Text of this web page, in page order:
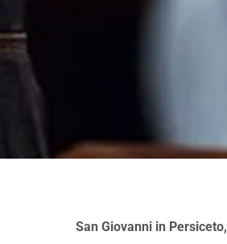
San Giovanni in Persiceto,